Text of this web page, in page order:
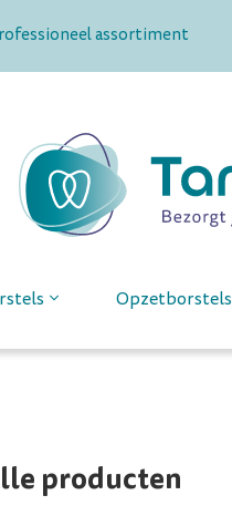
assortiment
Opzetborstels
producten